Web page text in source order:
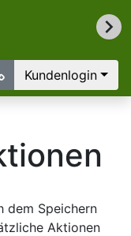
Kundenlogin
dem Speichern
Aktionen